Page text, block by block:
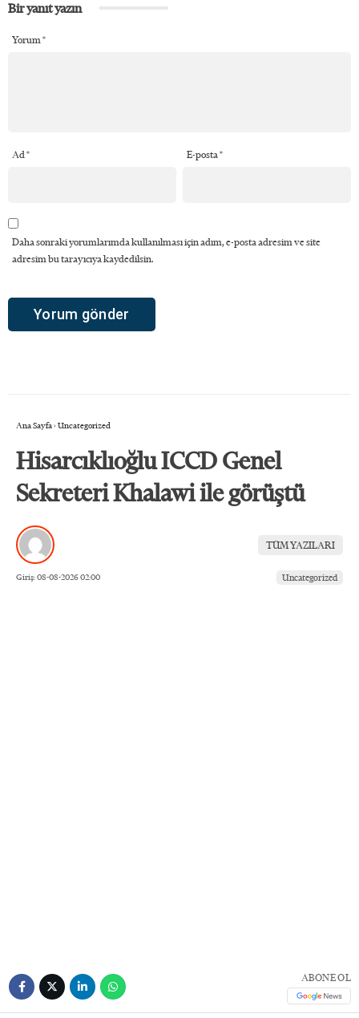
Bir yanıt yazın
Yorum*
Ad* E-posta*
Daha sonraki yorumlarımda kullanılması için adım, e-posta adresim ve site
adresim bu tarayıcıya kaydedilsin.
Ana Sayfa› Uncategorized
Hisarcıklıoğlu ICCD Genel
Sekreteri Khalawi ile görüştü
TÜM YAZILARI
Giriş: 08-08-2026 02:00 Uncategorized
ABONE OL